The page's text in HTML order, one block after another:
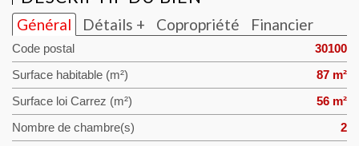
Général Détails + Copropriété Financier
Code postal 30100
Surface habitable (m²) 87 m²
Surface loi Carrez (m²) 56 m²
Nombre de chambre(s) 2